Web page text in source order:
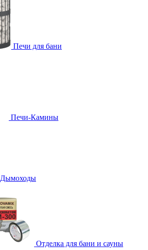
Печи для бани
Печи-Камины
Дымоходы
Отделка для бани и сауны